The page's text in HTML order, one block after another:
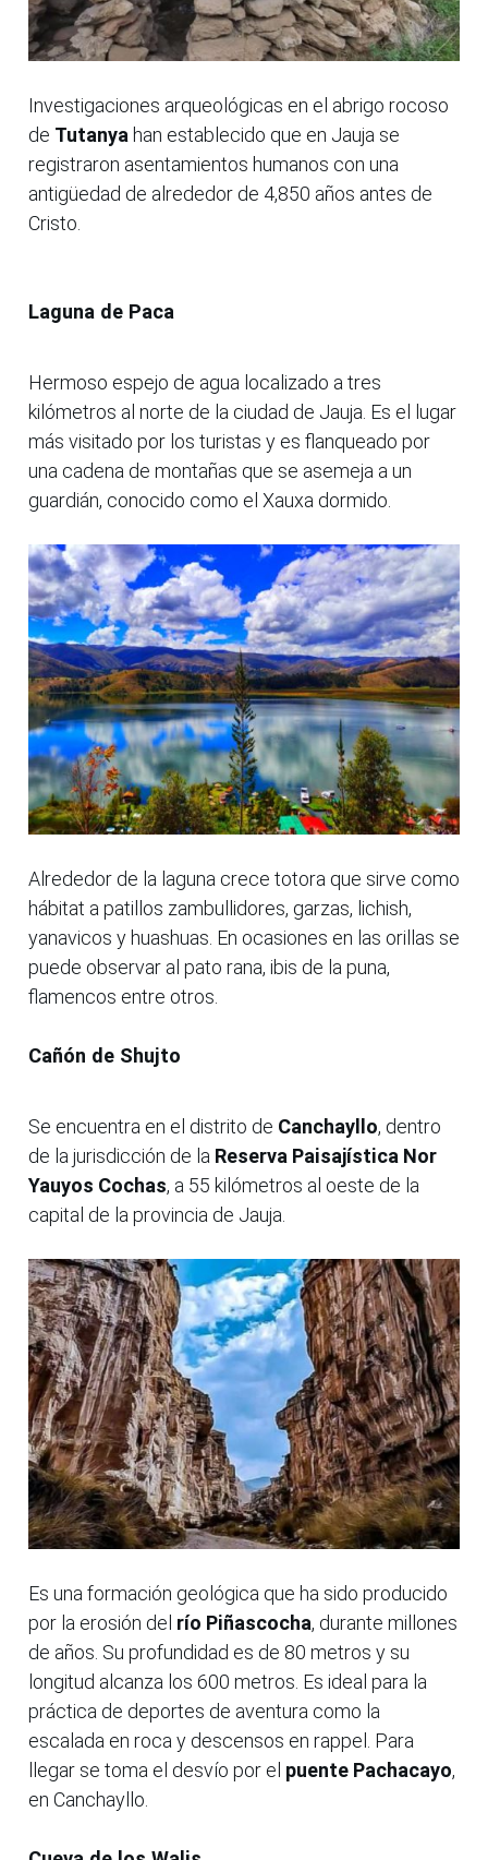
Investigaciones arqueológicas en el abrigo rocoso
de Tutanya han establecido que en Jauja se
registraron asentamientos humanos con una
antigüedad de alrededor de 4,850 años antes de
Cristo.
Laguna de Paca
Hermoso espejo de agua localizado a tres
kilómetros al norte de la ciudad de Jauja. Es el lugar
más visitado por los turistas y es flanqueado por
una cadena de montañas que se asemeja a un
guardián, conocido como el Xauxa dormido.
Alrededor de la laguna crece totora que sirve como
hábitat a patillos zambullidores, garzas, lichish,
yanavicos y huashuas. En ocasiones en las orillas se
puede observar al pato rana, ibis de la puna,
flamencos entre otros.
Cañón de Shujto
Se encuentra en el distrito de Canchayllo, dentro
de la jurisdicción de la Reserva Paisajística Nor
Yauyos Cochas, a 55 kilómetros al oeste de la
capital de la provincia de Jauja.
Es una formación geológica que ha sido producido
por la erosión del río Piñascocha, durante millones
de años. Su profundidad es de 80 metros y su
longitud alcanza los 600 metros. Es ideal para la
práctica de deportes de aventura como la
escalada en roca y descensos en rappel. Para
llegar se toma el desvío por el puente Pachacayo,
en Canchayllo.